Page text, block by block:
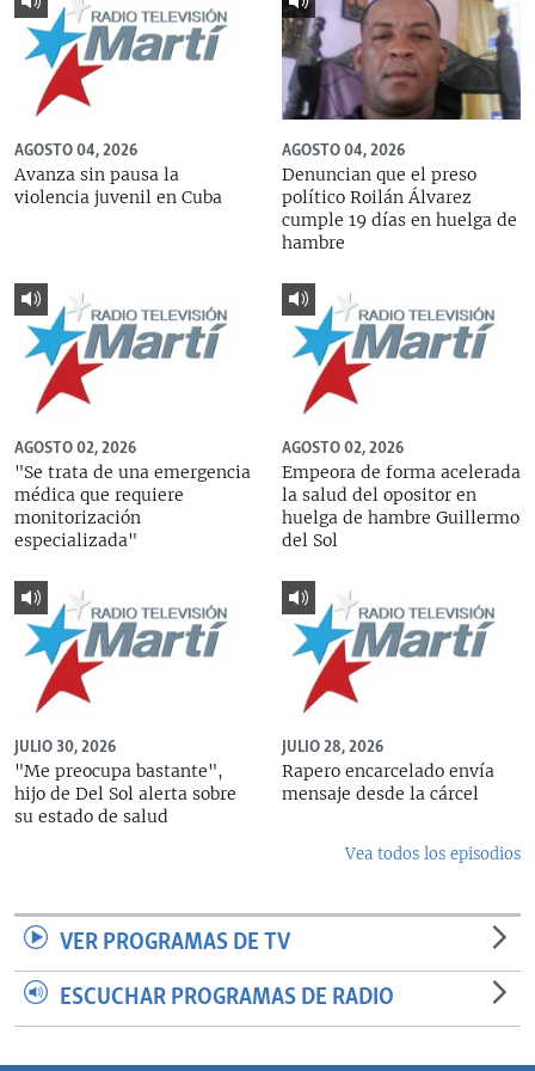
AGOSTO 04, 2026
Avanza sin pausa la
violencia juvenil en Cuba
AGOSTO 04, 2026
Denuncian que el preso
político Roilán Álvarez
cumple 19 días en huelga de
hambre
AGOSTO 02, 2026
"Se trata de una emergencia
médica que requiere
monitorización
especializada"
AGOSTO 02, 2026
Empeora de forma acelerada
la salud del opositor en
huelga de hambre Guillermo
del Sol
JULIO 30, 2026
"Me preocupa bastante",
hijo de Del Sol alerta sobre
su estado de salud
JULIO 28, 2026
Rapero encarcelado envía
mensaje desde la cárcel
Vea todos los episodios
VER PROGRAMAS DE TV
ESCUCHAR PROGRAMAS DE RADIO